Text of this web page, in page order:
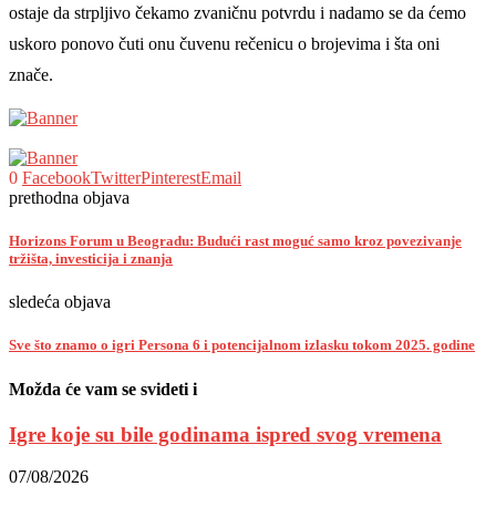
ostaje da strpljivo čekamo zvaničnu potvrdu i nadamo se da ćemo
uskoro ponovo čuti onu čuvenu rečenicu o brojevima i šta oni
znače.
0 FacebookTwitterPinterestEmail
prethodna objava
Horizons Forum u Beogradu: Budući rast moguć samo kroz povezivanje
tržišta, investicija i znanja
sledeća objava
Sve što znamo o igri Persona 6 i potencijalnom izlasku tokom 2025. godine
Možda će vam se svideti i
Igre koje su bile godinama ispred svog vremena
07/08/2026